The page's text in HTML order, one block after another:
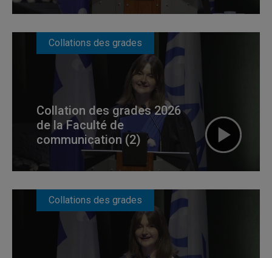
Collations des grades
Collation des grades 2026
de la Faculté de
communication (2)
Collations des grades